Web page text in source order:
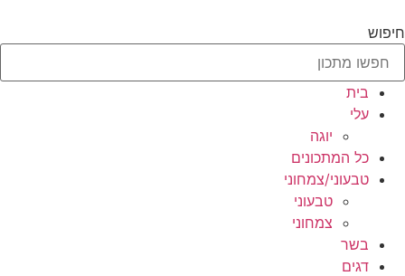
לתוכן
חיפוש
בית
עלי
יוגה
כל המתכונים
טבעוני/צמחוני
טבעוני
צמחוני
בשר
דגים